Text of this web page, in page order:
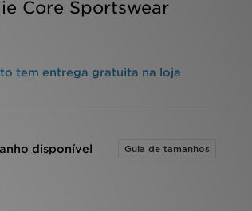
Core Sportswear
tem entrega gratuita na loja
disponível Guia de tamanhos